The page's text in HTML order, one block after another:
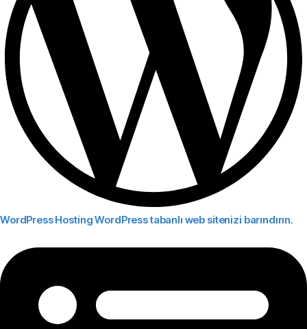
WordPress HostingWordPress tabanlı web sitenizi barındırın.